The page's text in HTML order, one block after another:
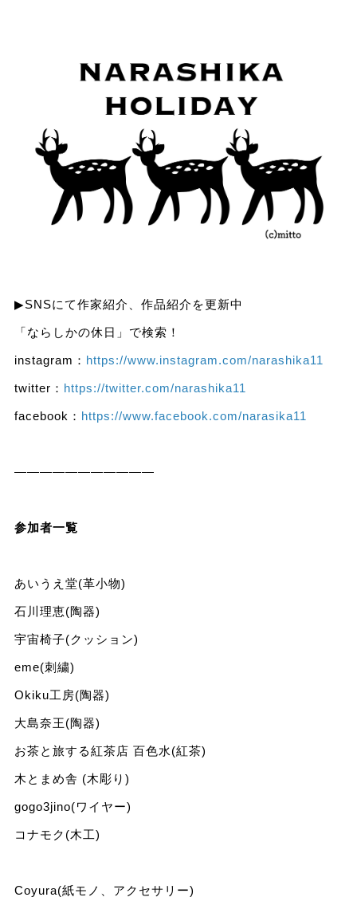
▶︎SNSにて作家紹介、作品紹介を更新中
「ならしかの休日」で検索！
instagram： https://www.instagram.com/narashika11
twitter： https://twitter.com/narashika11
facebook： https://www.facebook.com/narasika11
———————————
参加者一覧
あいうえ堂(革小物)
石川理恵(陶器)
宇宙椅子(クッション)
eme(刺繍)
Okiku工房(陶器)
大島奈王(陶器)
お茶と旅する紅茶店 百色水(紅茶)
木とまめ舎 (木彫り)
gogo3jino(ワイヤー)
コナモク(木工)
Coyura(紙モノ、アクセサリー)